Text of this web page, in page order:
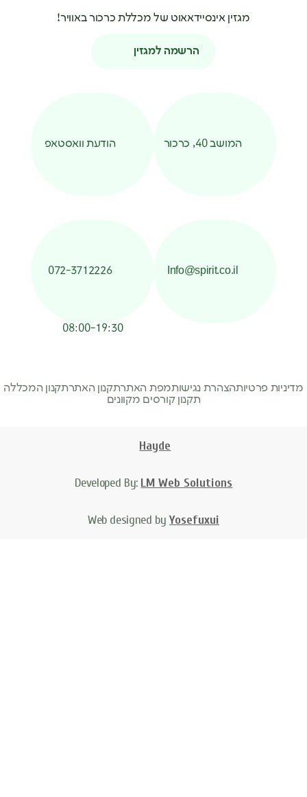
מגזין אינסיידאאוט של מכללת כרכור באוויר!
הרשמה למגזין
הודעת וואסטאפ
Info@spirit.co.il
072-3712226
08:00-19:30
הצהרת נגישותמפת האתרתקנון האתרתקנון המכללה
תקנון קורסים מקוונים
Developed By: LM Web Solutions
Web designed by